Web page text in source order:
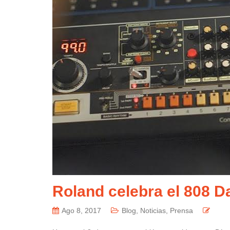
Roland celebra el 808
Ago 8, 2017 Blog Noticias Prensa